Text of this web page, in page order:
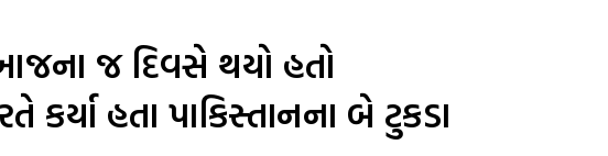
જ દિવસે થયો હતો
કર્યા હતા પાકિસ્તાનના બે ટુકડા